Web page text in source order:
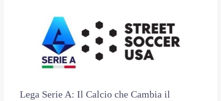
Lega Serie A: Il Calcio che Cambia il